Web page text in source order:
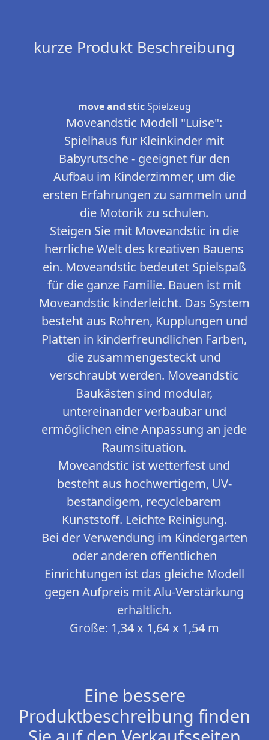
kurze Produkt Beschreibung
move and sticSpielzeug
Moveandstic Modell "Luise":
Spielhaus für Kleinkinder mit
Babyrutsche - geeignet für den
Aufbau im Kinderzimmer, um die
ersten Erfahrungen zu sammeln und
die Motorik zu schulen.
Steigen Sie mit Moveandstic in die
herrliche Welt des kreativen Bauens
ein. Moveandstic bedeutet Spielspaß
für die ganze Familie. Bauen ist mit
Moveandstic kinderleicht. Das System
besteht aus Rohren, Kupplungen und
Platten in kinderfreundlichen Farben,
die zusammengesteckt und
verschraubt werden. Moveandstic
Baukästen sind modular,
untereinander verbaubar und
ermöglichen eine Anpassung an jede
Raumsituation.
Moveandstic ist wetterfest und
besteht aus hochwertigem, UV-
beständigem, recyclebarem
Kunststoff. Leichte Reinigung.
Bei der Verwendung im Kindergarten
oder anderen öffentlichen
Einrichtungen ist das gleiche Modell
gegen Aufpreis mit Alu-Verstärkung
erhältlich.
Größe: 1,34 x 1,64 x 1,54 m
Eine bessere
Produktbeschreibung finden